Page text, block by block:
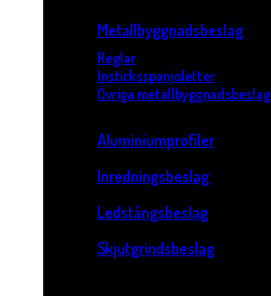
Metallbyggnadsbeslag
Reglar
Insticksspanjoletter
Övriga metallbyggnadsbeslag
Aluminiumprofiler
Inredningsbeslag
Ledstångsbeslag
Skjutgrindsbeslag